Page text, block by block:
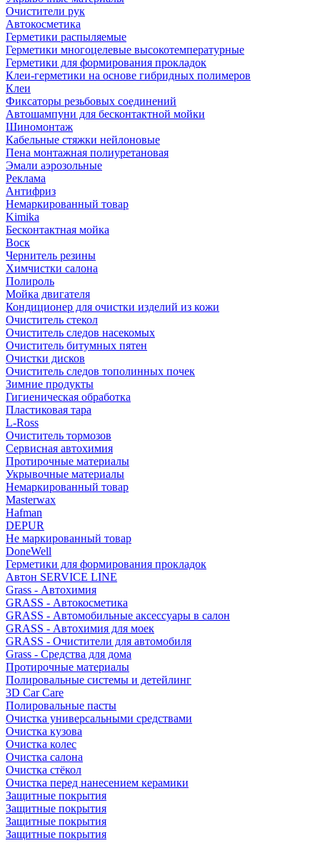
Очистители рук
Автокосметика
Герметики распыляемые
Герметики многоцелевые высокотемпературные
Герметики для формирования прокладок
Клеи-герметики на основе гибридных полимеров
Клеи
Фиксаторы резьбовых соединений
Автошампуни для бесконтактной мойки
Шиномонтаж
Кабельные стяжки нейлоновые
Пена монтажная полиуретановая
Эмали аэрозольные
Реклама
Антифриз
Немаркированный товар
Kimika
Бесконтактная мойка
Воск
Чернитель резины
Химчистки салона
Полироль
Мойка двигателя
Кондиционер для очистки изделий из кожи
Очиститель стекол
Очиститель следов насекомых
Очиститель битумных пятен
Очистки дисков
Очиститель следов тополинных почек
Зимние продукты
Гигиеническая обработка
Пластиковая тара
L-Ross
Очиститель тормозов
Сервисная автохимия
Протирочные материалы
Укрывочные материалы
Немаркированный товар
Masterwax
Hafman
DEPUR
Не маркированный товар
DoneWell
Герметики для формирования прокладок
Автон SERVICE LINE
Grass - Автохимия
GRASS - Автокосметика
GRASS - Автомобильные аксессуары в салон
GRASS - Автохимия для моек
GRASS - Очистители для автомобиля
Grass - Средства для дома
Протирочные материалы
Полировальные системы и детейлинг
3D Car Care
Полировальные пасты
Очистка универсальными средствами
Очистка кузова
Очистка колес
Очистка салона
Очистка стёкол
Очистка перед нанесением керамики
Защитные покрытия
Защитные покрытия
Защитные покрытия
Защитные покрытия